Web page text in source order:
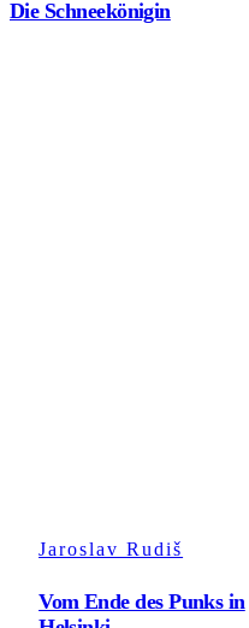
Die Schneekönigin
Jaroslav Rudiš
Vom Ende des Punks in